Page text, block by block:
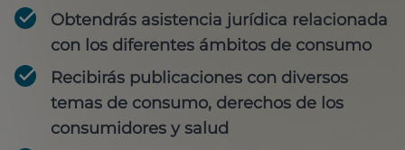
Obtendrás asistencia jurídica relacionada
con los diferentes ámbitos de consumo
Recibirás publicaciones con diversos
temas de consumo, derechos de los
consumidores y salud